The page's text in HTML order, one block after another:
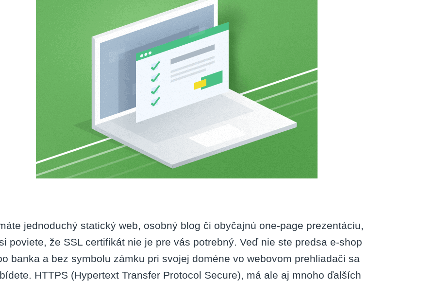
jednoduchý statický web, osobný blog či obyčajnú one-page prezentáciu,
poviete, že SSL certifikát nie je pre vás potrebný. Veď nie ste predsa e-shop
banka a bez symbolu zámku pri svojej doméne vo webovom prehliadači sa
HTTPS (Hypertext Transfer Protocol Secure), má ale aj mnoho ďalších